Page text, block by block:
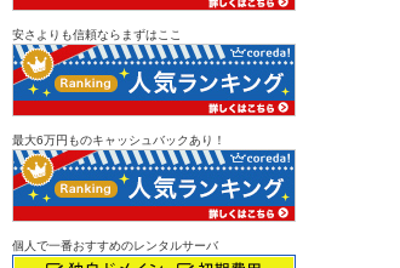
安さよりも信頼ならまずはここ
最大6万円ものキャッシュバックあり！
個人で一番おすすめのレンタルサーバ